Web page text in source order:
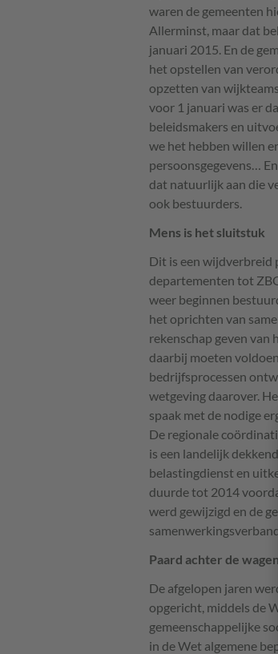
waren de gemeenten
Allerminst, maar dat
januari 2015. En de
het opstellen van
opzetten van
voor 1 januari was er
beleidsmakers en
we het hebben willen
persoonsgegevens…
dat natuurlijk aan die
ook bestuurders.
Mens is het sluitstuk
Dit is een wijdverbreid
departementen tot
weer beginnen
het oprichten van
rekenschap geven van
daarbij moeten
bedrijfsprocessen
wetgeving daarover.
spaak met de nodige
De regionale
is een landelijk
belastingdienst en
duurde tot 2014
werd gewijzigd en de
Paard achter de wagen
De afgelopen jaren
opgericht, middels de
gemeenschappelijke
in de Wet algemene